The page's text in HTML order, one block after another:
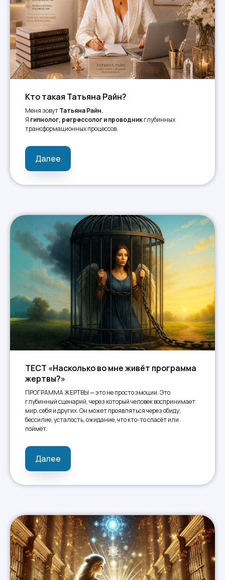
Кто такая Татьяна Райн?
Меня зовутТатьяна Райн.
Я гипнолог, регрессолог и проводникглубинных
трансформационных процессов.
Далее
ТЕСТ «Насколько во мне живёт программа
жертвы?»
ПРОГРАММА ЖЕРТВЫ — это не просто эмоции. Это
глубинный сценарий, через который человек воспринимает
мир, себя и других. Он может проявляться через обиду,
бессилие, усталость, ожидание, что кто-то спасёт или
поймёт.
Далее